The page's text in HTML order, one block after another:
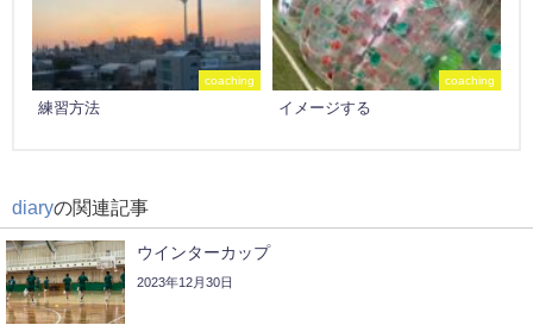
coaching
練習方法
coaching
イメージする
diaryの関連記事
ウインターカップ
2023年12月30日